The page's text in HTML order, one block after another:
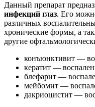
Данный препарат
инфекций глаз. Его
различных
хронические формы, а
другие
конъюнктивит —
кератит —
блефарит —
мейбомит —
дакриоцистит —